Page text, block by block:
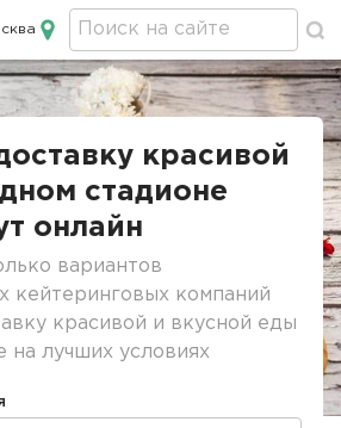
в Москве
красивой
стадионе
онлайн
вариантов
кейтеринговых компаний
красивой и вкусной еды
на лучших условиях